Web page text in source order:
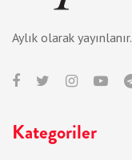
Aylık olarak yayınlanır.
Kategoriler